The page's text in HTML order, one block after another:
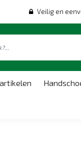
Veilig en